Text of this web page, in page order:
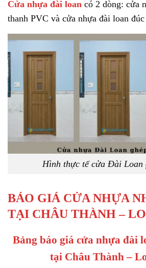
Cửa nhựa đài loan có 2 dòng: cửa
thanh PVC và cửa nhựa đài loan
Hình thực tế cửa Đài Loan
BÁO GIÁ CỬA NHỰA
TẠI CHÂU THÀNH –
Bảng báo giá cửa nhựa đài
tại Châu Thành –